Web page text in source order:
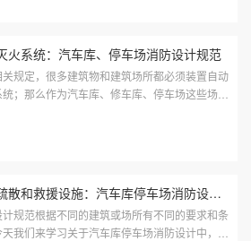
火系统：汽车库、停车场消防设计规范
规定，很多建筑物和建筑场所都必须装置自动
统；那么作为汽车库、修车库、停车场这些场
安全疏散和救援设施：汽车库停车场消防设计的规范和要求
规范根据不同的建筑或场所有不同的要求和条
我们来学习关于汽车库停车场消防设计中，对